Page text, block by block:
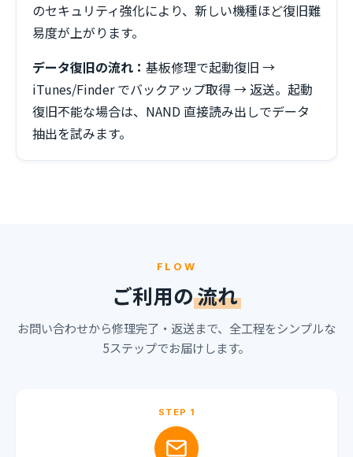
のセキュリティ強化により、新しい機種ほど復旧難
易度が上がります。
データ復旧の流れ： 基板修理で起動復旧 →
iTunes/Finder でバックアップ取得 → 返送。起動
復旧不能な場合は、NAND 直接読み出しでデータ
抽出を試みます。
FLOW
ご利用の流れ
お問い合わせから修理完了・返送まで、全工程をシンプルな
5ステップでお届けします。
STEP 1